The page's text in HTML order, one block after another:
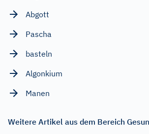
Abgott
Pascha
basteln
Algonkium
Manen
Weitere Artikel aus dem Bereich